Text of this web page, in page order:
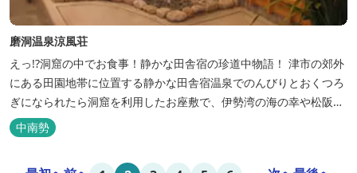
磨洞温泉涼風荘
えっ!?洞窟の中でお食事！静かな田舎宿の珍道中物語！ 津市の郊外
にある田園地帯に位置する静かな田舎宿温泉でのんびりとおくつろ
ぎになられたら洞窟を利用したお座敷で、伊勢湾の海の幸や松阪肉
を山海賊焼きをお召し上がりいただけます。年中20度前後の天然空
調、お客様を不思議な空間にご案内！ ご宴会には、大広間で和食会
中南勢